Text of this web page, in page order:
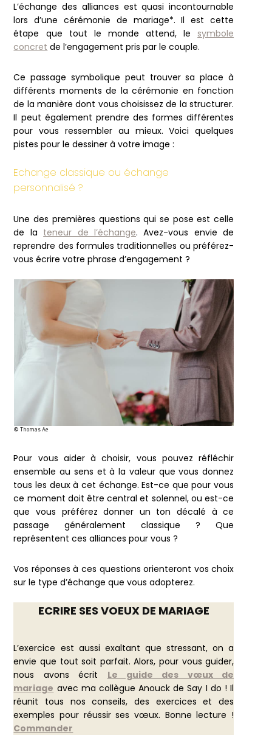
L’échange des alliances est quasi incontournable
lors d’une cérémonie de mariage*. Il est cette
étape que tout le monde attend, le symbole
concret de l’engagement pris par le couple.
Ce passage symbolique peut trouver sa place à
différents moments de la cérémonie en fonction
de la manière dont vous choisissez de la structurer.
Il peut également prendre des formes différentes
pour vous ressembler au mieux. Voici quelques
pistes pour le dessiner à votre image :
Echange classique ou échange
personnalisé ?
Une des premières questions qui se pose est celle
de la teneur de l’échange. Avez-vous envie de
reprendre des formules traditionnelles ou préférez-
vous écrire votre phrase d’engagement ?
© Thomas Ae
Pour vous aider à choisir, vous pouvez réfléchir
ensemble au sens et à la valeur que vous donnez
tous les deux à cet échange. Est-ce que pour vous
ce moment doit être central et solennel, ou est-ce
que vous préférez donner un ton décalé à ce
passage généralement classique ? Que
représentent ces alliances pour vous ?
Vos réponses à ces questions orienteront vos choix
sur le type d’échange que vous adopterez.
ECRIRE SES VOEUX DE MARIAGE
L’exercice est aussi exaltant que stressant, on a
envie que tout soit parfait. Alors, pour vous guider,
nous avons écrit Le guide des vœux de
mariage avec ma collègue Anouck de Say I do ! Il
réunit tous nos conseils, des exercices et des
exemples pour réussir ses vœux. Bonne lecture !
Commander